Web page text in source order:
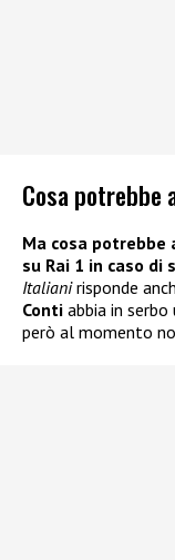
Cosa potrebbe
Ma cosa potrebbe
su Rai 1 in caso
Italianirisponde
Conti abbia in
però al momento